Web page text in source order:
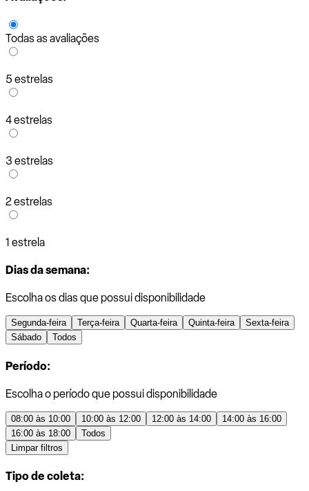
Todas as avaliações
5 estrelas
4 estrelas
3 estrelas
2 estrelas
1 estrela
Dias da semana:
Escolha os dias que possui disponibilidade
Segunda-feira Terça-feira Quarta-feira Quinta-feira
Sexta-feira
Sábado
Todos
Período:
Escolha o período que possui disponibilidade
08:00 às 10:00 10:00 às 12:00 12:00 às 14:00
14:00 às 16:00
16:00 às 18:00
Todos
Limpar filtros
Tipo de coleta: